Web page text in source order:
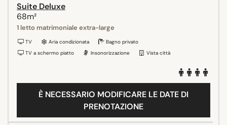
Suite Deluxe
68m²
1 letto matrimoniale extra-large
TV Aria condizionata
Bagno privato
TV a schermo piatto
Insonorizzazione Vista città
È NECESSARIO MODIFICARE LE DATE DI
PRENOTAZIONE